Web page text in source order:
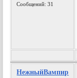
Сообщений: 31
НежныйВампир